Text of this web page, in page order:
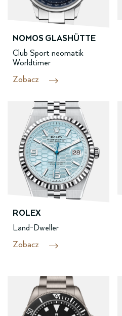
NOMOS GLASHÜTTE
Club Sport neomatik
Worldtimer
Zobacz
ROLEX
Land-Dweller
Zobacz